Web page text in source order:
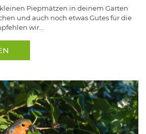
Piepmätzen in deinem Garten
und auch noch etwas Gutes für die
wir…